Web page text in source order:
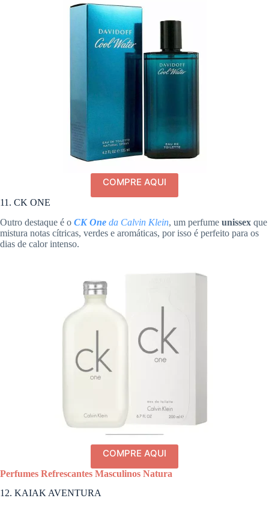
COMPRE AQUI
11. CK ONE
Outro destaque é o CK One da Calvin Klein, um perfume unissex que
mistura notas cítricas, verdes e aromáticas, por isso é perfeito para os
dias de calor intenso.
COMPRE AQUI
Perfumes Refrescantes Masculinos Natura
12. KAIAK AVENTURA